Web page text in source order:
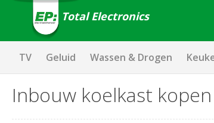
Total Electronics
TV Geluid Wassen & Drogen
Inbouw koelkast kopen